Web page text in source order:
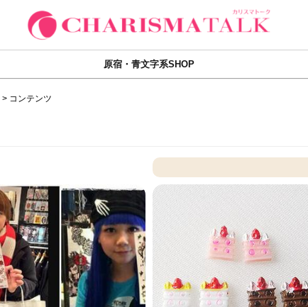
原宿・青文字系SHOP
> コンテンツ